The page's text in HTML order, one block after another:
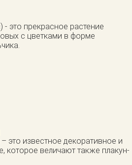
- это прекрасное растение
с цветками в форме
это известное декоративное и
которое величают также плакун-